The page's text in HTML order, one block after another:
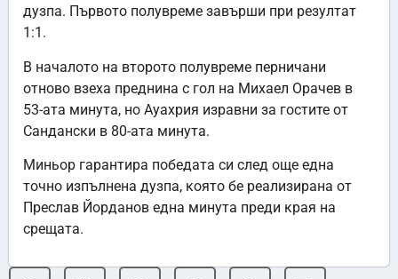
дузпа. Първото полувреме завърши при резултат
1:1.
В началото на второто полувреме перничани
отново взеха преднина с гол на Михаел Орачев в
53-ата минута, но Ауахрия изравни за гостите от
Сандански в 80-ата минута.
Миньор гарантира победата си след още една
точно изпълнена дузпа, която бе реализирана от
Преслав Йорданов една минута преди края на
срещата.